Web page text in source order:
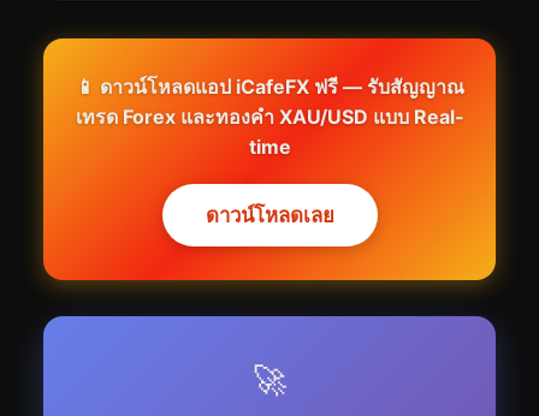
📱 ดาวน์โหลดแอป iCafeFX ฟรี — รับสัญญาณ
เทรด Forex และทองคำ XAU/USD แบบ Real-
time
ดาวน์โหลดเลย
🚀